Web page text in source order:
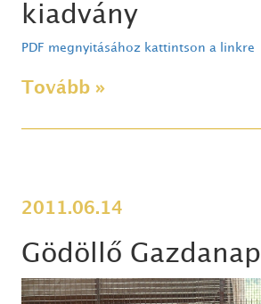
kiadvány
PDF megnyitásához kattintson a linkre
Tovább »
2011.06.14
Gödöllő Gazdanap